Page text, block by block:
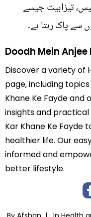
تیزابیت جیسے
سے پاک رہتا ہے۔
Doodh Mein
Discover a variety of
page, including
Khane Ke Fayde and
insights and practical
Kar Khane Ke Fayde
healthier life. Our
informed and
better lifestyle.